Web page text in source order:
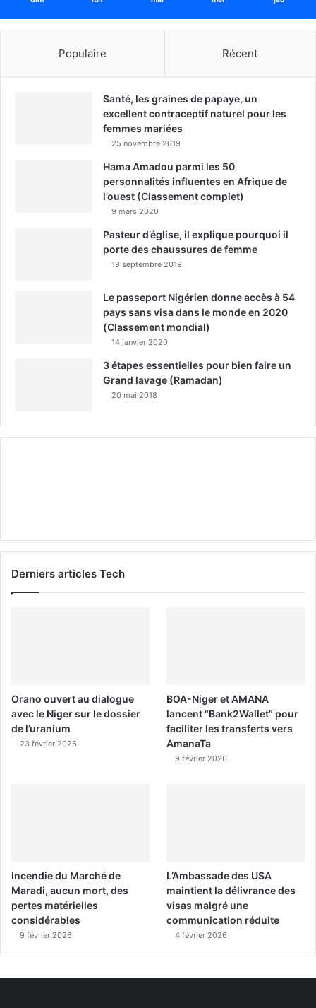
Populaire Récent
Santé, les graines de papaye, un
excellent contraceptif naturel pour les
femmes mariées
25 novembre 2019
Hama Amadou parmi les 50
personnalités influentes en Afrique de
l’ouest (Classement complet)
9 mars 2020
Pasteur d’église, il explique pourquoi il
porte des chaussures de femme
18 septembre 2019
Le passeport Nigérien donne accès à 54
pays sans visa dans le monde en 2020
(Classement mondial)
14 janvier 2020
3 étapes essentielles pour bien faire un
Grand lavage (Ramadan)
20 mai 2018
Derniers articles Tech
Orano ouvert au dialogue
avec le Niger sur le dossier
de l’uranium
23 février 2026
BOA-Niger et AMANA
lancent “Bank2Wallet” pour
faciliter les transferts vers
AmanaTa
9 février 2026
Incendie du Marché de
Maradi, aucun mort, des
pertes matérielles
considérables
9 février 2026
L’Ambassade des USA
maintient la délivrance des
visas malgré une
communication réduite
4 février 2026